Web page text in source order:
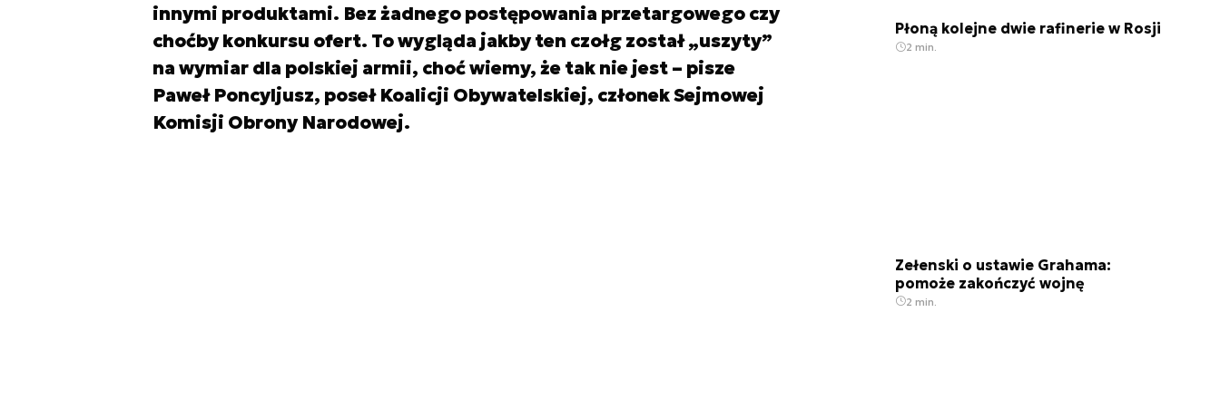
innymi produktami. Bez żadnego postępowania przetargowego czy
choćby konkursu ofert. To wygląda jakby ten czołg został „uszyty”
na wymiar dla polskiej armii, choć wiemy, że tak nie jest – pisze
Paweł Poncyljusz, poseł Koalicji Obywatelskiej, członek Sejmowej
Komisji Obrony Narodowej.
Płoną kolejne dwie rafinerie w Rosji
2 min.
Zełenski o ustawie Grahama:
pomoże zakończyć wojnę
2 min.